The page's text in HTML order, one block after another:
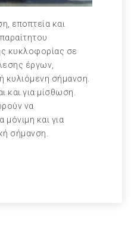
εποπτεία και
κυκλοφορίας σε
έργων,
κυλιόμενη σήμανση.
και για μίσθωση.
να
μόνιμη και για
σήμανση.